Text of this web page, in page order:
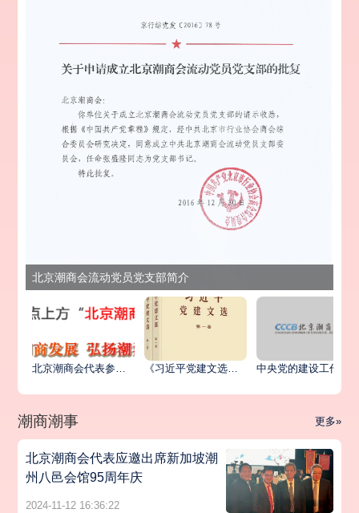
北京潮商会流动党员党支部简介
《习近平党建文选》第一卷、第二卷出版发行
潮商潮事 更多»
北京潮商会代表应邀出席新加坡潮
州八邑会馆95周年庆
2024-11-12 16:36:22